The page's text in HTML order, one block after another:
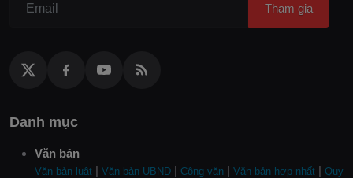
Tham gia
Danh mục
Văn bản
Văn bản luật | Văn bản UBND | Công văn | Văn bản hợp nhất | Quy